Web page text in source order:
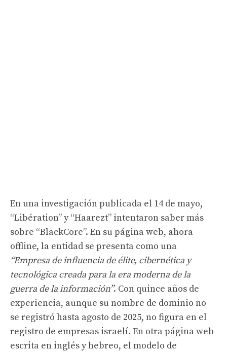
En una investigación publicada el 14 de mayo,
“Libération” y “Haarezt” intentaron saber más
sobre “BlackCore”. En su página web, ahora
offline, la entidad se presenta como una
“Empresa de influencia de élite, cibernética y
tecnológica creada para la era moderna de la
guerra de la información”. Con quince años de
experiencia, aunque su nombre de dominio no
se registró hasta agosto de 2025, no figura en el
registro de empresas israelí. En otra página web
escrita en inglés y hebreo, el modelo de